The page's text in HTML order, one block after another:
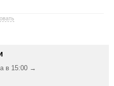
в 15:00 →